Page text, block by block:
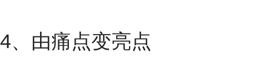
4、由痛点变亮点